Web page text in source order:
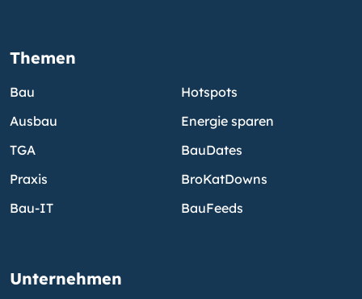
Themen
Bau
Ausbau
TGA
Praxis
Bau-IT
Hotspots
Energie sparen
BauDates
BroKatDowns
BauFeeds
Unternehmen